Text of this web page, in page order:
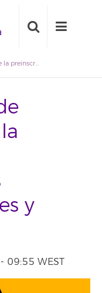
La Universidad de La Laguna abre la preinscripción ordinaria en sus másteres oficiales y doctorados
y
09:55 WEST